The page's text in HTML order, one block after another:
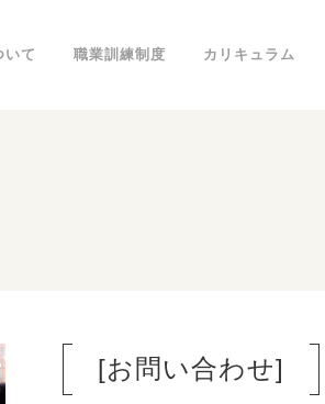
いて 職業訓練制度 カリキュラム
[お問い合わせ]